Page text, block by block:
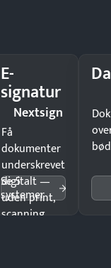
E-
signatur
Nextsign
Få
dokumenter
underskrevet
digitalt —
uden print,
scanning
Se 5
systemer